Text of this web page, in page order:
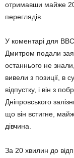
отримавши майже
переглядів.
У коментарі для
Дмитром подали
останнього не
вивели з позиції, в
відпустку, і він з
Дніпровського
що він встигне,
дівчина.
За 20 хвилин до